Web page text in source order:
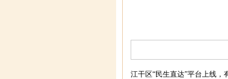
江干区“民生直达”平台上线，